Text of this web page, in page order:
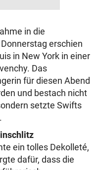
in die
erschien
in New York in einer
Das
für diesen Abend
und bestach nicht
setzte Swifts
ein tolles Dekolleté,
dafür, dass die